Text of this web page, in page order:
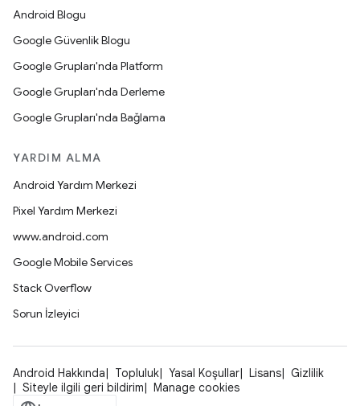
Android Blogu
Google Güvenlik Blogu
Google Grupları'nda Platform
Google Grupları'nda Derleme
Google Grupları'nda Bağlama
YARDIM ALMA
Android Yardım Merkezi
Pixel Yardım Merkezi
www.android.com
Google Mobile Services
Stack Overflow
Sorun İzleyici
Android Hakkında Topluluk Yasal Koşullar Lisans
Gizlilik
Siteyle ilgili geri bildirim
Manage cookies